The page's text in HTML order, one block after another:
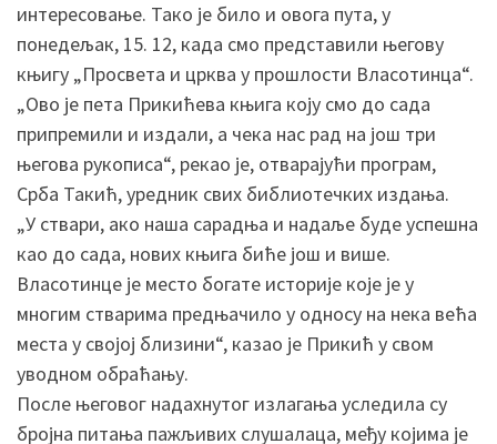
интересовање. Тако је било и овога пута, у
понедељак, 15. 12, када смо представили његову
књигу „Просвета и црква у прошлости Власотинца“.
„Ово је пета Прикићева књига коју смо до сада
припремили и издали, а чека нас рад на још три
његова рукописа“, рекао је, отварајући програм,
Срба Такић, уредник свих библиотечких издања.
„У ствари, ако наша сарадња и надаље буде успешна
као до сада, нових књига биће још и више.
Власотинце је место богате историје које је у
многим стварима предњачило у односу на нека већа
места у својој близини“, казао је Прикић у свом
уводном обраћању.
После његовог надахнутог излагања уследила су
бројна питања пажљивих слушалаца, међу којима је